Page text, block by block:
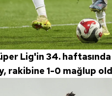
Lig'in 34.
rakibine 1-0 mağlup